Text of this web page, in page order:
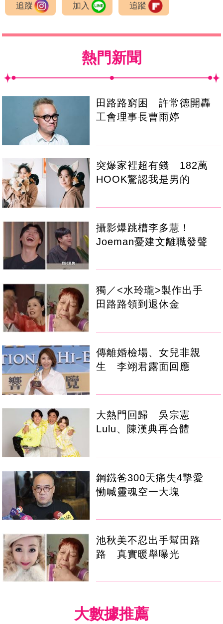
追蹤 加入 追蹤
熱門新聞
田路路窮困 許常德開轟
工會理事長曹雨婷
突爆家裡超有錢 182萬
HOOK驚認我是男的
攝影爆跳槽李多慧！
Joeman憂建文離職發聲
獨／<水玲瓏>製作出手
田路路領到退休金
傳離婚檢場、女兒非親
生 李翊君露面回應
大熱門回歸 吳宗憲
Lulu、陳漢典再合體
鋼鐵爸300天痛失4摯愛
慟喊靈魂空一大塊
池秋美不忍出手幫田路
路 真實暖舉曝光
大數據推薦